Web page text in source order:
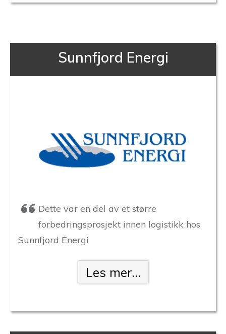
Sunnfjord Energi
Dette var en del av et større
forbedringsprosjekt innen logistikk hos
Sunnfjord Energi
Les mer...